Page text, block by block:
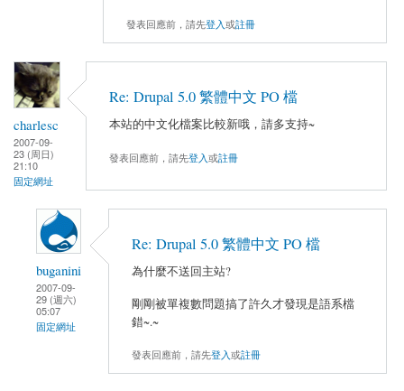
發表回應前，請先登入或註冊
charlesc
2007-09-
23 (周日)
21:10
固定網址
Re: Drupal 5.0 繁體中文 PO 檔
本站的中文化檔案比較新哦，請多支持~
發表回應前，請先登入或註冊
buganini
2007-09-
29 (週六)
05:07
固定網址
Re: Drupal 5.0 繁體中文 PO 檔
為什麼不送回主站?
剛剛被單複數問題搞了許久才發現是語系檔
錯~.~
發表回應前，請先登入或註冊